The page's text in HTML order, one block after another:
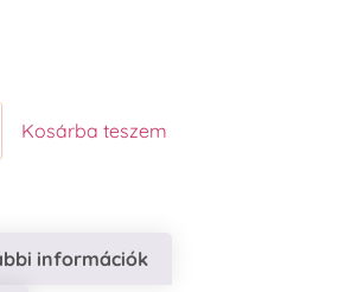
Kosárba teszem
információk